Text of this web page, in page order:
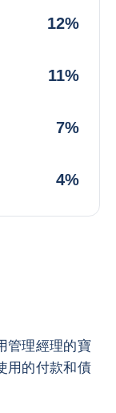
12%
11%
7%
4%
管理經理的寶
用的付款和債